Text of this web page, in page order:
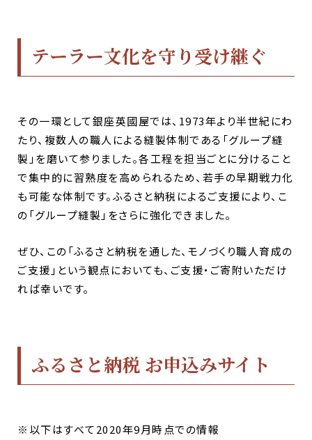
テーラー文化を守り受け継ぐ
その一環として銀座英國屋では、1973年より半世紀にわ
たり、複数人の職人による縫製体制である「グループ縫
製」を磨いて参りました。各工程を担当ごとに分けること
で集中的に習熟度を高められるため、若手の早期戦力化
も可能な体制です。ふるさと納税によるご支援により、こ
の「グループ縫製」をさらに強化できました。
ぜひ、 この「ふるさと納税を通した、 モノづくり職人育成の
ご支援」 という観点においても、 ご支援・ご寄附いただけ
れば幸いです。
ふるさと納税 お申込みサイト
※以下はすべて2020年9月時点での情報